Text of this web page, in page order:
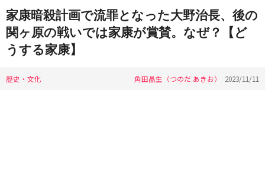
家康暗殺計画で流罪となった大野治長、後の
関ヶ原の戦いでは家康が賞賛。なぜ？【ど
うする家康】
歴史・文化 角田晶生（つのだ あきお） 2023/11/11